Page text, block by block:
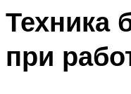
МЕНЮ
Техника
при